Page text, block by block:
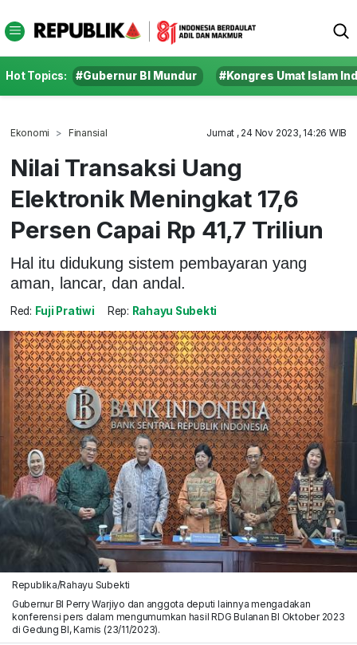
Hot Topics: #Gubernur BI Mundur #Kongres Umat Islam
Ekonomi Finansial Jumat , 24 Nov 2023, 14:26 WIB
Nilai Transaksi Uang
Elektronik Meningkat 17,6
Persen Capai Rp 41,7 Triliun
Hal itu didukung sistem pembayaran yang
aman, lancar, dan andal.
Red: Fuji Pratiwi Rep: Rahayu Subekti
Republika/Rahayu Subekti
Gubernur BI Perry Warjiyo dan anggota deputi lainnya mengadakan
konferensi pers dalam mengumumkan hasil RDG Bulanan BI Oktober 2023
di Gedung BI, Kamis (23/11/2023).